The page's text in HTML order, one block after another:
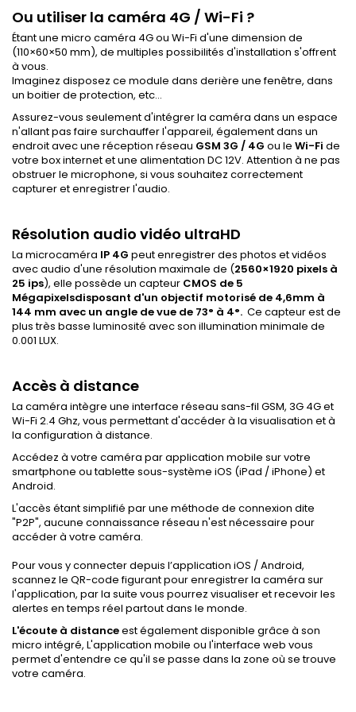
Ou utiliser la caméra 4G / Wi-Fi ?
Étant une micro caméra 4G ou Wi-Fi d'une dimension de
(110×60×50 mm), de multiples possibilités d'installation s'offrent
à vous.
Imaginez disposez ce module dans derière une fenêtre, dans
un boitier de protection, etc...
Assurez-vous seulement d'intégrer la caméra dans un espace
n'allant pas faire surchauffer l'appareil, également dans un
endroit avec une réception réseau GSM 3G / 4G ou le Wi-Fi de
votre box internetet une alimentation DC 12V. Attention à ne pas
obstruer le microphone, si vous souhaitez correctement
capturer et enregistrer l'audio.
Résolution audio vidéo ultraHD
La microcaméra IP 4G peut enregistrer des photos et vidéos
avec audio d'une résolution maximale de (2560×1920 pixels à
25 ips), elle possède un capteur CMOS de 5
Mégapixelsdisposant d'un objectif motorisé de 4,6mm à
144 mm avec un angle de vue de 73° à 4°. Ce capteur est de
plus très basse luminosité avec son illumination minimale de
0.001 LUX.
Accès à distance
La caméra intègre une interface réseau sans-fil GSM, 3G 4G et
Wi-Fi 2.4 Ghz, vous permettant d'accéder à la visualisation et à
la configuration à distance.
Accédez à votre caméra par application mobile sur votre
smartphone ou tablette sous-système iOS (iPad / iPhone) et
Android.
L'accès étant simplifié par une méthode de connexion dite
"P2P", aucune connaissance réseau n'est nécessaire pour
accéder à votre caméra.
Pour vous y connecter depuis l’application iOS / Android,
scannez le QR-code figurant pour enregistrer la caméra sur
l'application, par la suite vous pourrez visualiser et recevoir les
alertes en temps réel partout dans le monde.
L'écoute à distanceest également disponible grâce à son
micro intégré, L'application mobile ou l'interface web vous
permet d'entendre ce qu'il se passe dans la zone où se trouve
votre caméra.